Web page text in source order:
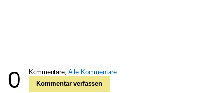
0 Kommentare, Alle Kommentare
Kommentar verfassen